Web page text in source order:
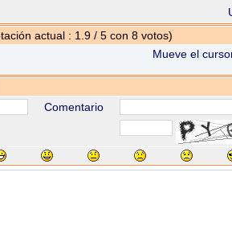
actual : 1.9 / 5 con 8 votos)
Mueve el
Comentario